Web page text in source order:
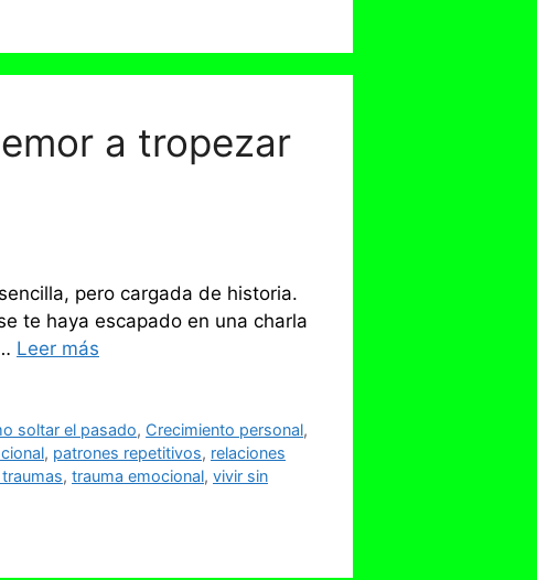
a tropezar
pero cargada de historia.
te haya escapado en una charla
Leer más
soltar el pasado, Crecimiento personal,
, patrones repetitivos, relaciones
, trauma emocional, vivir sin